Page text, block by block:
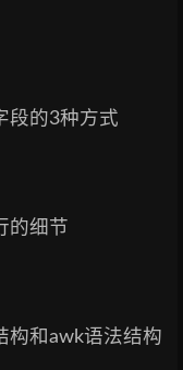
段的3种方式
的细节
构和awk语法结构